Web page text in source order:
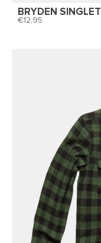
BRYDEN SINGLET
12,95